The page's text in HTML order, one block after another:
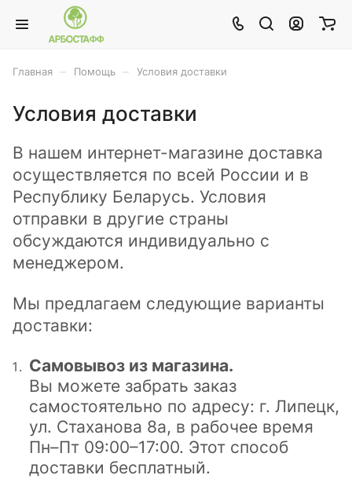
Главная Помощь Условия доставки
Условия доставки
В нашем интернет-магазине доставка
осуществляется по всей России и в
Республику Беларусь. Условия
отправки в другие страны
обсуждаются индивидуально с
менеджером.
Мы предлагаем следующие варианты
доставки:
Самовывоз из магазина.
Вы можете забрать заказ
самостоятельно по адресу: г. Липецк,
ул. Стаханова 8а, в рабочее время
Пн–Пт 09:00–17:00. Этот способ
доставки бесплатный.